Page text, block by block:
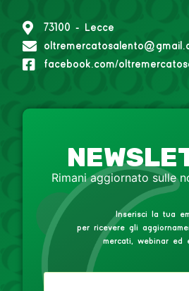
73100 - Lecce
facebook.com/
Rimani aggiornato sulle
Inserisci la tua
per ricevere gli
mercati, webinar ed